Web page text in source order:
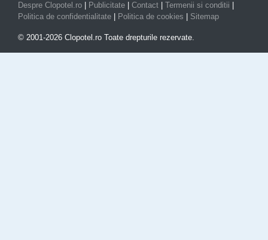
Despre Clopotel.ro Publicitate Contact Termenii si conditii
Politica de confidentialitate
Politica de cookies Sitemap
© 2001-2026 Clopotel.ro Toate drepturile rezervate.